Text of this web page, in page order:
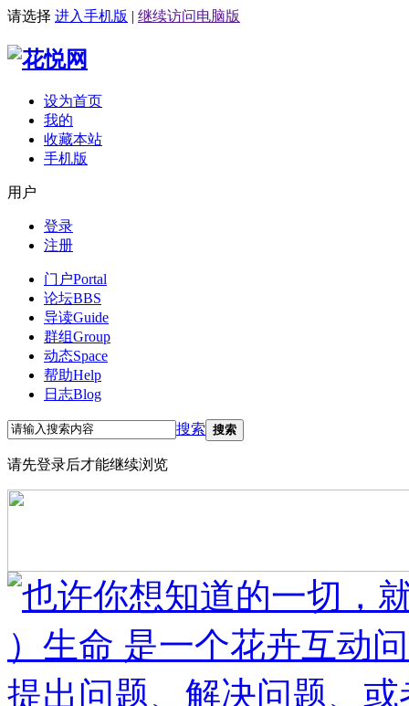
请选择 进入手机版 | 继续访问电脑版
设为首页
我的
收藏本站
手机版
用户
登录
注册
门户Portal
论坛BBS
导读Guide
群组Group
动态Space
帮助Help
日志Blog
搜索 搜索
请先登录后才能继续浏览